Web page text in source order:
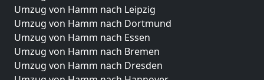
Umzug von Hamm nach Leipzig
Umzug von Hamm nach Dortmund
Umzug von Hamm nach Essen
Umzug von Hamm nach Bremen
Umzug von Hamm nach Dresden